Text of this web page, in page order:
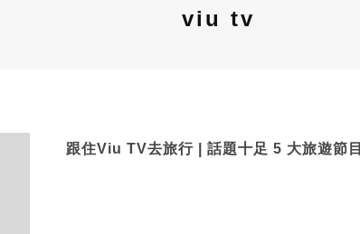
viu tv
跟住Viu TV去旅行 | 話題十足 5 大旅遊節目